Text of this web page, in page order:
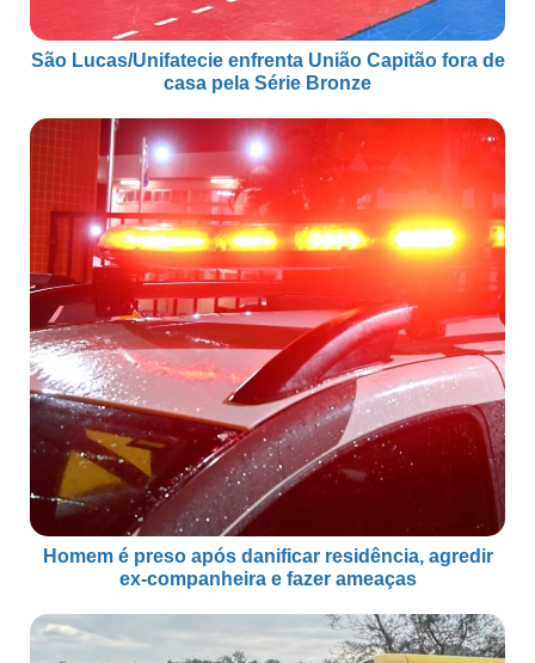
São Lucas/Unifatecie enfrenta União Capitão fora de
casa pela Série Bronze
Homem é preso após danificar residência, agredir
ex-companheira e fazer ameaças